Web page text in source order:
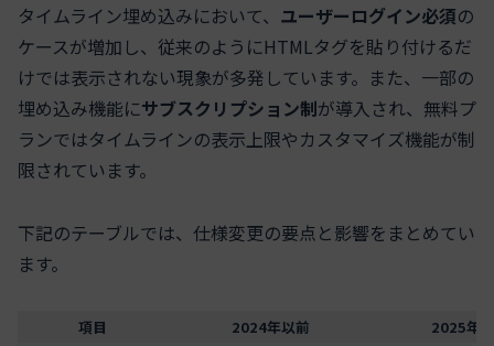
タイムライン埋め込みにおいて、 ユーザーログイン必須の
ケースが増加し、従来のようにHTMLタグを貼り付けるだ
けでは表示されない現象が多発しています。また、一部の
埋め込み機能にサブスクリプション制が導入され、無料プ
ランではタイムラインの表示上限やカスタマイズ機能が制
限されています。
下記のテーブルでは、仕様変更の要点と影響をまとめてい
ます。
項目 2024年以前
2025年